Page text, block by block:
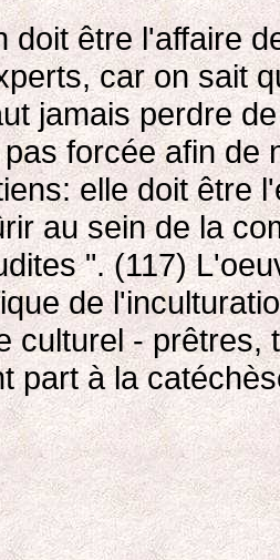
doit être l'affaire
car on sait
jamais perdre
forcée afin de
elle doit être
au sein de la
". (117)
de
culturel -
part à la